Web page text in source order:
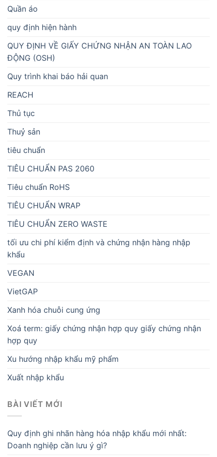
Quần áo
quy định hiện hành
QUY ĐỊNH VỀ GIẤY CHỨNG NHẬN AN TOÀN LAO
ĐỘNG (OSH)
Quy trình khai báo hải quan
REACH
Thủ tục
Thuỷ sản
tiêu chuẩn
TIÊU CHUẨN PAS 2060
Tiêu chuẩn RoHS
TIÊU CHUẨN WRAP
TIÊU CHUẨN ZERO WASTE
tối ưu chi phí kiểm định và chứng nhận hàng nhập
khẩu
VEGAN
VietGAP
Xanh hóa chuỗi cung ứng
Xoá term: giấy chứng nhận hợp quy giấy chứng nhận
hợp quy
Xu hướng nhập khẩu mỹ phẩm
Xuất nhập khẩu
BÀI VIẾT MỚI
Quy định ghi nhãn hàng hóa nhập khẩu mới nhất:
Doanh nghiệp cần lưu ý gì?